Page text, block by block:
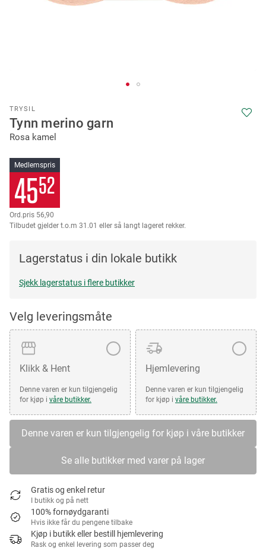
TRYSIL
Tynn merino garn
Rosa kamel
Medlemspris
4552
56,90
Tilbudet gjelder t.o.m 31.01 eller så langt lageret rekker.
Lagerstatus i din lokale butikk
Sjekk lagerstatus i flere butikker
Velg leveringsmåte
Klikk & Hent
Denne varen er kun tilgjengelig
for kjøp i våre butikker.
Hjemlevering
Denne varen er kun tilgjengelig
for kjøp i våre butikker.
Denne varen er kun tilgjengelig for kjøp i våre butikker
Se alle butikker med varer på lager
Gratis og enkel retur
I butikk og på nett
100% fornøydgaranti
Hvis ikke får du pengene tilbake
Kjøp i butikk eller bestill hjemlevering
Rask og enkel levering som passer deg
to
the
beginning
the
images
gallery